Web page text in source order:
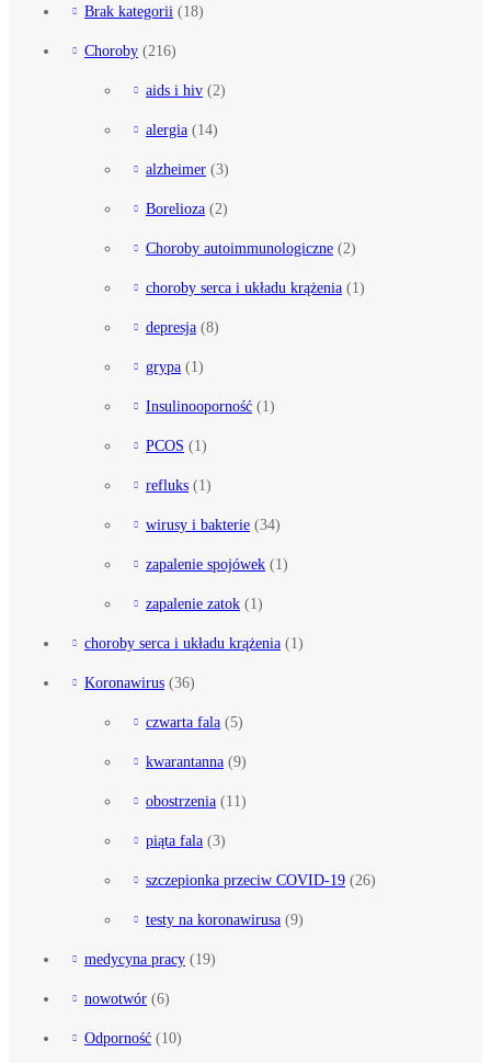
Brak kategorii (18)
Choroby (216)
aids i hiv (2)
alergia (14)
alzheimer (3)
Borelioza (2)
Choroby autoimmunologiczne (2)
choroby serca i układu krążenia (1)
depresja (8)
grypa (1)
Insulinooporność (1)
PCOS (1)
refluks (1)
wirusy i bakterie (34)
zapalenie spojówek (1)
zapalenie zatok (1)
choroby serca i układu krążenia (1)
Koronawirus (36)
czwarta fala (5)
kwarantanna (9)
obostrzenia (11)
piąta fala (3)
szczepionka przeciw COVID-19 (26)
testy na koronawirusa (9)
medycyna pracy (19)
nowotwór (6)
Odporność (10)